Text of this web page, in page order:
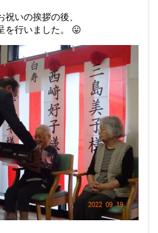
いの挨拶の後、
を行いました。 😛